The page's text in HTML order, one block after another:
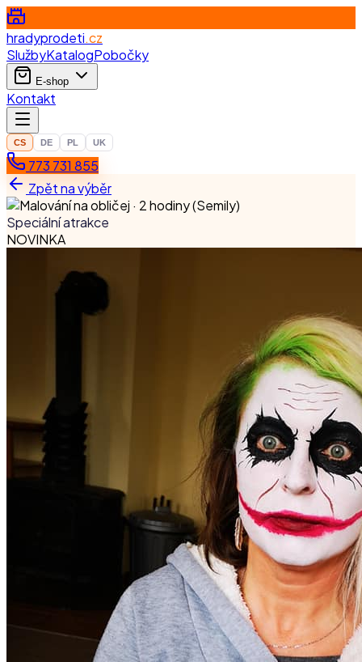
hradyprodeti.cz
SlužbyKatalogPobočky
E-shop
Kontakt
CS DE PL UK
773 731 855
Zpět na výběr
Speciální atrakce
NOVINKA